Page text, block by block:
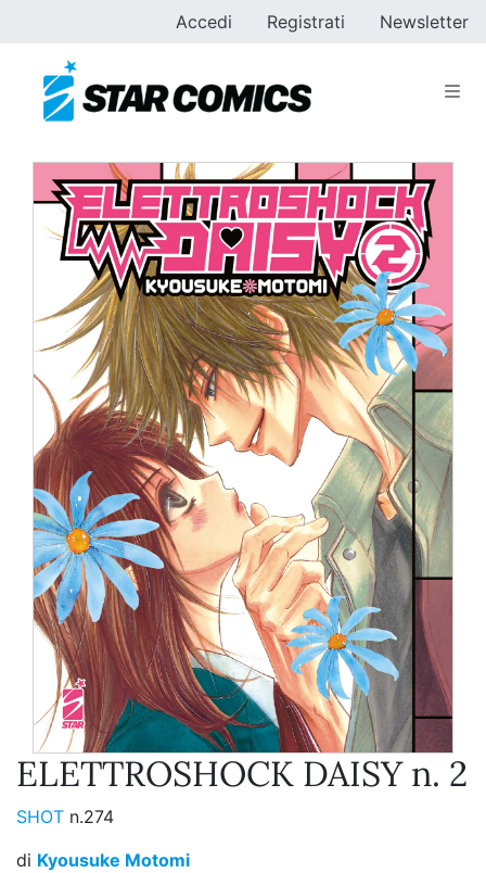
Accedi Registrati Newsletter
ELETTROSHOCK DAISY n. 2
SHOT n.274
di Kyousuke Motomi